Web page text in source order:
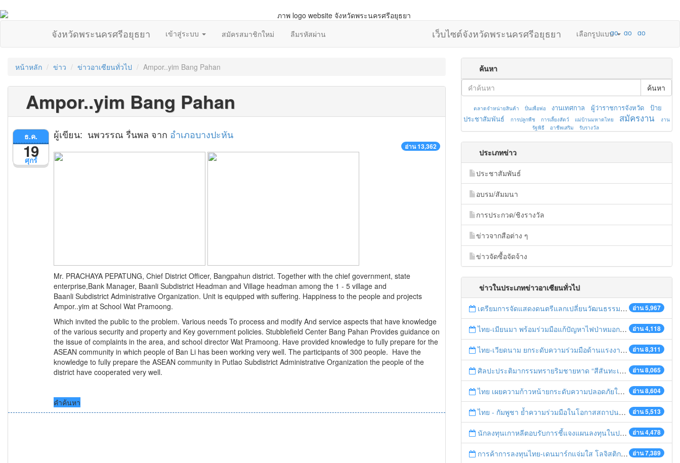
จังหวัดพระนครศรีอยุธยา เข้าสู่ระบบ สมัครสมาชิกใหม่ ลืมรหัสผ่าน เว็บไซต์จังหวัดพระนครศรีอยุธยา เลือกรูปแบบ
หน้าหลัก ข่าว ข่าวอาเซียนทั่วไป Ampor..yim Bang Pahan
Ampor..yim Bang Pahan
ศุกร์
ธ.ค.
19
ผู้เขียน: นพวรรณ รื่นพล จาก อำเภอบางปะหัน
อ่าน 13,362
Mr. PRACHAYA PEPATUNG, Chief District Officer, Bangpahun district. Together with the chief government, state
enterprise,Bank Manager, Baanli Subdistrict Headman and Village headman among the 1 - 5 village and
Baanli Subdistrict Administrative Organization. Unit is equipped with suffering. Happiness to the people and projects
Ampor..yim at School Wat Pramoong.
Which invited the public to the problem. Various needs To process and modify And service aspects that have knowledge
of the various security and property and Key government policies. Stubblefield Center Bang Pahan Provides guidance on
the issue of complaints in the area, and school director Wat Pramoong. Have provided knowledge to fully prepare for the
ASEAN community in which people of Ban Li has been working very well. The participants of 300 people. Have the
knowledge to fully prepare the ASEAN community in Putlao Subdistrict Administrative Organization the people of the
district have cooperated very well.
คำค้นหา
ค้นหา
ค้นหา
ตลาดจำหน่ายสินค้า ปั่นเพื่อพ่อ งานเทศกาล ผู้ว่าราชการจังหวัด
ป้าย
ประชาสัมพันธ์
การปลูกพืช การเลี้ยงสัตว์ แม่บ้านมหาดไทย สมัครงาน
งาน
รัฐพิธี
อาชีพเสริม รับรางวัล
ประเภทข่าว
ประชาสัมพันธ์
อบรม/สัมมนา
การประกวด/ชิงรางวัล
ข่าวจากสือต่าง ๆ
ข่าวจัดซื้อจัดจ้าง
ข่าวในประเภทข่าวอาเซียนทั่วไป
อ่าน 5,967
เตรียมการจัดแสดงดนตรีแลกเปลี่ยนวัฒนธรรมไทย-บรูไนฯ "อาไล พาเพลิน”
อ่าน 4,118
ไทย-เมียนมา พร้อมร่วมมือแก้ปัญหาไฟป่าหมอกควัน เตรียมพร้อมเปิดช่องทางห้วยต้นนุ่นเป็นด่านถาวร
อ่าน 8,311
ไทย-เวียดนาม ยกระดับความร่วมมือด้านแรงงานระหว่างประเทศสู่การพัฒนาที่ยั่งยืน
อ่าน 8,065
ศิลปะประติมากรรมทรายริมชายหาด “สีสันทะเลชุมพร สู่อาเซียน”
อ่าน 8,604
ไทย เผยความก้าวหน้ายกระดับความปลอดภัยในการทำงานสู่มาตรฐานสากล
อ่าน 5,513
ไทย - กัมพูชา ย้ำความร่วมมือในโอกาสสถาปนาความสัมพันธ์ทางการทูตครบรอบ 65 ปี
อ่าน 4,478
นักลงทุนเกาหลีตอบรับการชี้แจงแผนลงทุนในประเทศไทย
อ่าน 7,389
การค้าการลงทุนไทย-เดนมาร์กแจ่มใส โลจิสติกส์ไทยโดดเด่นในภูมิภาค